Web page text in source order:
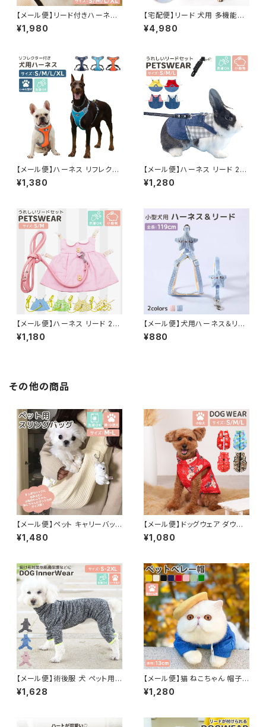
【メール便】リード付きハーネス
メッシュ 犬 猫 ペット／pets09
0
¥1,980
【宅配便】リード 犬用 多機能伸
縮 LED マナー袋収納 ワンタッ
チロック ペット／pets103
¥4,980
【メール便】ハーネス リフレクタ
ー ドッグウェア 胴輪 犬 ペット
メッシュ ／pets117
¥1,380
【メール便】ハーネス リード 2点
セット 小動物用 フード付き サロ
ペット風 チェック／pets118
¥1,280
【メール便】ハーネス リード 2点
セット 小動物用 洋服 ペット／p
ets119
¥1,180
【メール便】犬用ハーネス＆リー
ド 2点セット ペット 猫 胴輪／p
ets142
¥880
その他の商品
【メール便】ペット キャリーバッグ
スリング 犬 猫 飛び出し防止 抱
っこひも／pets059
¥1,480
【メール便】ドッグウェア ダウン
風 ジャケット 犬 猫 ペット 防寒
／pets036
¥1,080
【メール便】術後服 犬 ペット用
品 ロンパース ペットウェア ドッ
グウェア いぬ 小型犬 中型犬 服
¥1,628
【メール便】猫 ねこちゃん 帽子
ペットグッズ 被り物 ベレー帽 チ
ョボ フェルト調生地 ゴム紐 ／p
¥1,280